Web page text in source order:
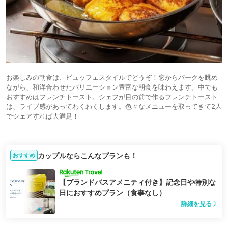
お楽しみの朝食は、ビュッフェスタイルでどうぞ！窓からパークを眺め
ながら、和洋合わせたバリエーション豊富な朝食を味わえます。中でも
おすすめはフレンチトースト。シェフが目の前で作るフレンチトースト
は、ライブ感があってわくわくします。色々なメニューを取ってきて2人
でシェアすれば大満足！
おすすめ カップルならこんなプランも！
【ブランドバスアメニティ付き】記念日や特別な
日におすすめプラン（食事なし）
詳細を見る